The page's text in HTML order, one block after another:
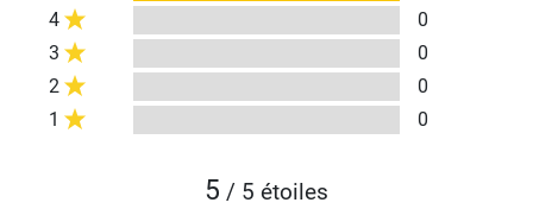
4
0
3
0
2
0
1
0
5 / 5 étoiles